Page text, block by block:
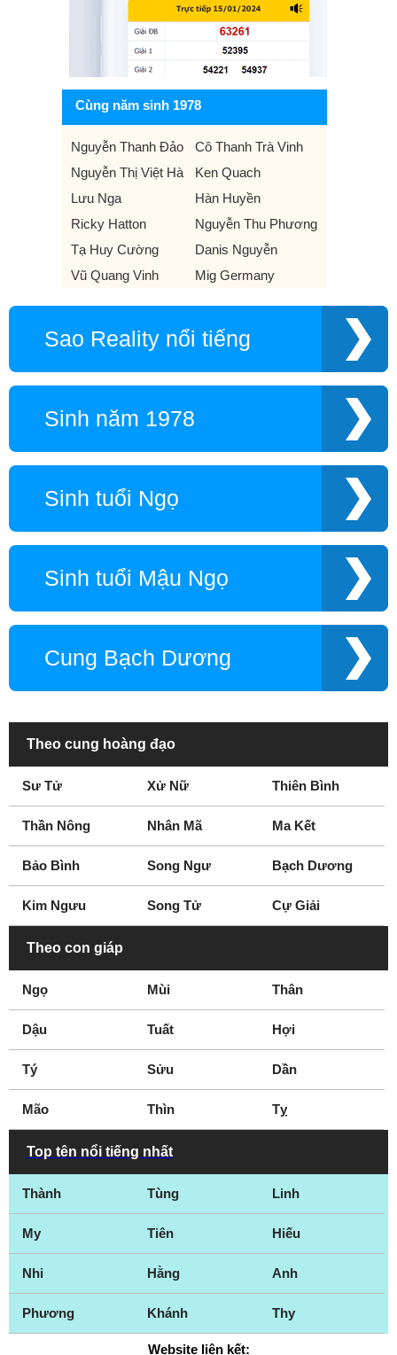
Cùng năm sinh 1978
Nguyễn Thanh Đảo
Cô Thanh Trà Vinh
Nguyễn Thị Việt Hà
Ken Quach
Lưu Nga
Hàn Huyền
Ricky Hatton
Nguyễn Thu Phương
Tạ Huy Cường
Danis Nguyễn
Vũ Quang Vinh
Mig Germany
Sao Reality nổi tiếng
Sinh năm 1978
Sinh tuổi Ngọ
Sinh tuổi Mậu Ngọ
Cung Bạch Dương
Theo cung hoàng đạo
Sư Tử Xử Nữ Thiên Bình
Thần Nông Nhân Mã Ma Kết
Bảo Bình Song Ngư Bạch Dương
Kim Ngưu Song Tử Cự Giải
Theo con giáp
Ngọ Mùi Thân
Dậu Tuất Hợi
Tý Sửu Dần
Mão Thìn Tỵ
Top tên nổi tiếng nhất
Thành Tùng Linh
My Tiên Hiếu
Nhi Hằng Anh
Phương Khánh Thy
Website liên kết: